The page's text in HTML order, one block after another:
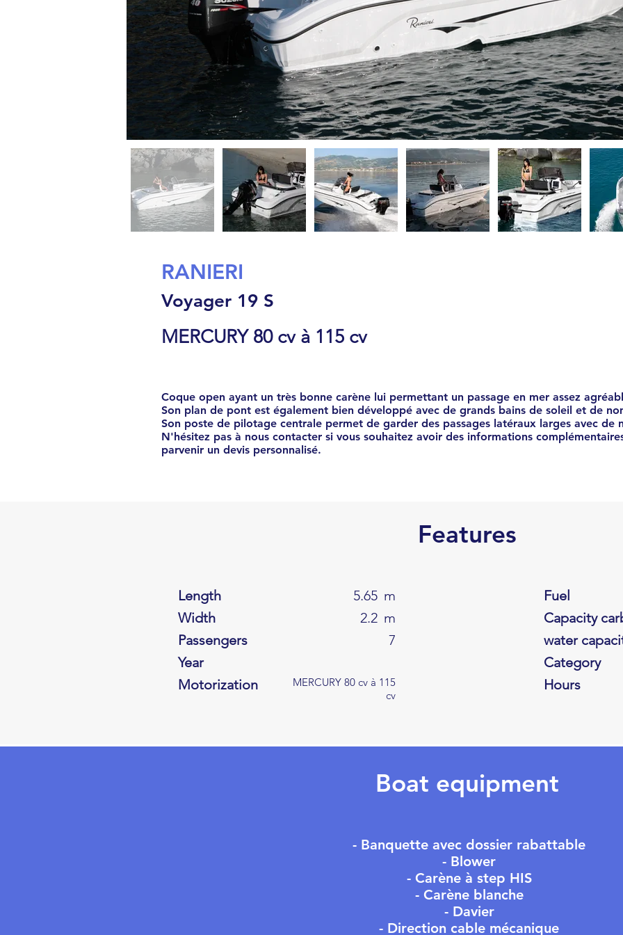
RANIERI
Voyager 19 S
MERCURY 80 cv à 115 cv
Coque open ayant un très bonne carène lui permettant un passage en mer assez
Son plan de pont est également bien développé avec de grands bains de soleil et de
Son poste de pilotage centrale permet de garder des passages latéraux larges avec de
N'hésitez pas à nous contacter si vous souhaitez avoir des informations
parvenir un devis personnalisé.
Features
Length m
5.65
Width
m
2.2
Passengers
7
Year
Motorization
MERCURY 80 cv à 115
cv
Fuel
Capacity
water
Category
Hours
Boat equipment
- Banquette avec dossier rabattable
- Blower
- Carène à step HIS
- Carène blanche
- Davier
- Direction cable mécanique